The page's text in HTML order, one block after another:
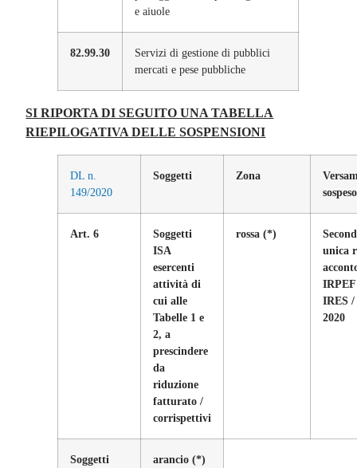
e aiuole
82.99.30
Servizi di gestione di pubblici
mercati e pese pubbliche
SI RIPORTA DI SEGUITO UNA TABELLA
RIEPILOGATIVA DELLE SOSPENSIONI
DL n.
149/2020
Soggetti Zona
sospeso
Art. 6
Soggetti
ISA
esercenti
attività di
cui alle
Tabelle 1 e
2, a
prescindere
da
riduzione
fatturato /
corrispettivi
rossa (*)
unica
IRES
2020
Soggetti
arancio (*)